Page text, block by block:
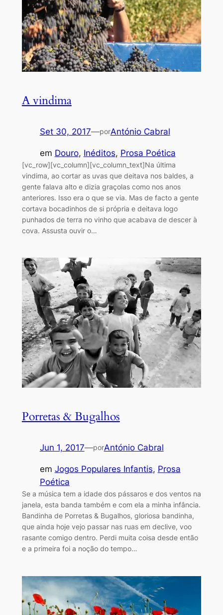
A vindima
Set 30, 2017—porAntónio Cabral
em Douro, Inéditos, Prosa Poética
[vc_row][vc_column][vc_column_text]Na última
vindima, ao cortar as uvas que deitava nos baldes, a
gente falava alto e dizia graçolas como nos anos
anteriores. Isso era o que se via. Mas de facto a gente
cortava bocadinhos de si própria e deitava logo
punhados de terra no vinho que acabava de descer à
cova. Assusta ouvir o…
Porretas & Bugalhos
Jun 1, 2017—porAntónio Cabral
em Jogos Populares Infantis, Prosa
Poética
Se a música tem a idade dos pássaros e dos ventos na
janela, esta banda também e com ela a minha infância.
Bandinha de Porretas & Bugalhos, gloriosa bandinha,
que ainda hoje vejo passar nas ruas em declive, voo
rasante comigo dentro. Perdi muita coisa desde então
e a primeira foi a noção do tempo…